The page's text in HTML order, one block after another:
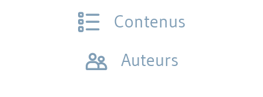
Contenus
Auteurs